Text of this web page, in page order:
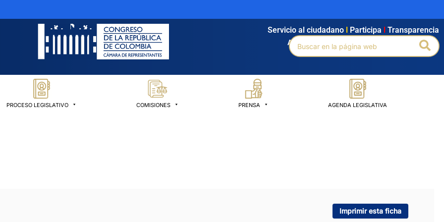
Agendamiento Intranet Búsqueda avanzada
Servicio al ciudadano Participa Transparencia
Buscar
por:
PROCESO LEGISLATIVO COMISIONES PRENSA AGENDA LEGISLATIVA
Imprimir esta ficha